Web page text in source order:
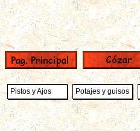
Pistos y Ajos Potajes y guisos